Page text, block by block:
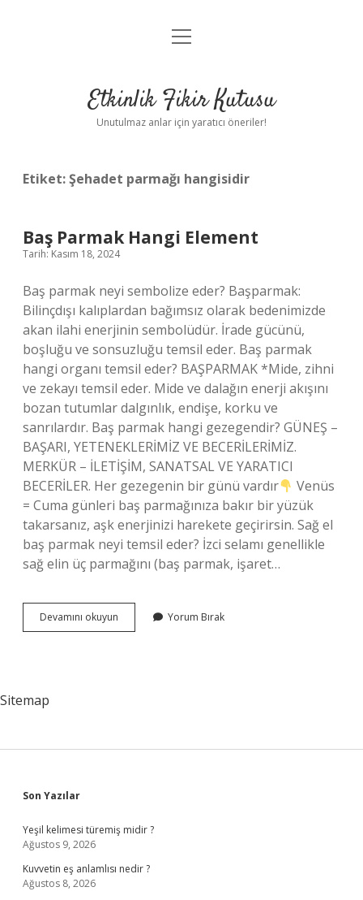
Anasayfa
Yasal Uyarı
menüyü
Etkinlik Fikir Kutusu
Unutulmaz anlar için yaratıcı öneriler!
Etiket:Şehadet parmağı hangisidir
Baş Parmak Hangi Element
Tarih: Kasım 18, 2024
Baş parmak neyi sembolize eder? Başparmak:
Bilinçdışı kalıplardan bağımsız olarak bedenimizde
akan ilahi enerjinin sembolüdür. İrade gücünü,
boşluğu ve sonsuzluğu temsil eder. Baş parmak
hangi organı temsil eder? BAŞPARMAK *Mide, zihni
ve zekayı temsil eder. Mide ve dalağın enerji akışını
bozan tutumlar dalgınlık, endişe, korku ve
sanrılardır. Baş parmak hangi gezegendir? GÜNEŞ –
BAŞARI, YETENEKLERİMİZ VE BECERİLERİMİZ.
MERKÜR – İLETİŞİM, SANATSAL VE YARATICI
BECERİLER. Her gezegenin bir günü vardır
Venüs
= Cuma günleri baş parmağınıza bakır bir yüzük
takarsanız, aşk enerjinizi harekete geçirirsin. Sağ el
baş parmak neyi temsil eder? İzci selamı genellikle
sağ elin üç parmağını (baş parmak, işaret…
Devamını okuyun
Parmak
Yorum Bırak
Sitemap
Sidebar
Son Yazılar
Yeşil kelimesi türemiş midir ?
Ağustos 9, 2026
Kuvvetin eş anlamlısı nedir ?
Ağustos 8, 2026